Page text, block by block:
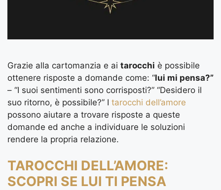
Grazie alla cartomanzia e ai tarocchi è possibile
ottenere risposte a domande come: “lui mi pensa?”
– “I suoi sentimenti sono corrisposti?” “Desidero il
suo ritorno, è possibile?” I tarocchi dell’amore
possono aiutare a trovare risposte a queste
domande ed anche a individuare le soluzioni
rendere la propria relazione.
TAROCCHI DELL’AMORE:
SCOPRI SE LUI TI PENSA